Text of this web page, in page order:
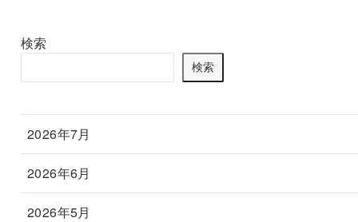
検索
検索
2026年7月
2026年6月
2026年5月